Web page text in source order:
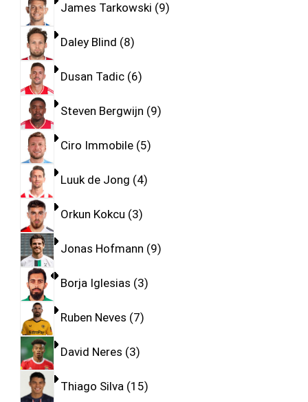
James Tarkowski 9
Daley Blind 8
Dusan Tadic 6
Steven Bergwijn 9
Ciro Immobile 5
Luuk de Jong 4
Orkun Kokcu 3
Jonas Hofmann 9
Borja Iglesias 3
Ruben Neves 7
David Neres 3
Thiago Silva 15